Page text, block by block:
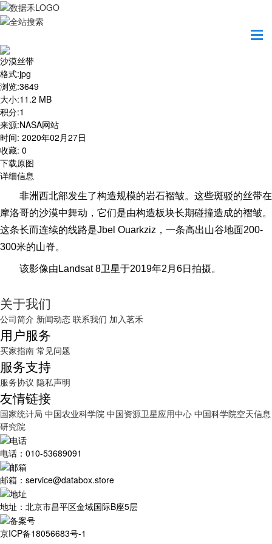
沙漠丝带
格式:jpg
浏览:3649
大小:11.2 MB
积分:1
来源:NASA网站
时间: 2020年02月27日
收藏: 0
下载原图
详细信息
非洲西北部发生了构造规模的岩石褶皱。这些斑驳的丝带在
摩洛哥的沙漠中舞动，它们是由构造板块长期碰撞造成的褶皱。
这条长而连续的线路是Jbel Ouarkziz，一条高出山谷地面200-
300米的山脊。
该影像由Landsat 8卫星于2019年2月6日拍摄。
关于我们
公司简介 新闻动态 联系我们 加入茗禾
用户服务
买家指南 常见问题
服务支持
服务协议 隐私声明
友情链接
国家统计局 中国农业科学院 中国资源卫星应用中心 中国科学院空天信息
研究院
电话：010-53689091
邮箱：service@databox.store
地址：北京市昌平区金域国际B座5层
京ICP备18056683号-1